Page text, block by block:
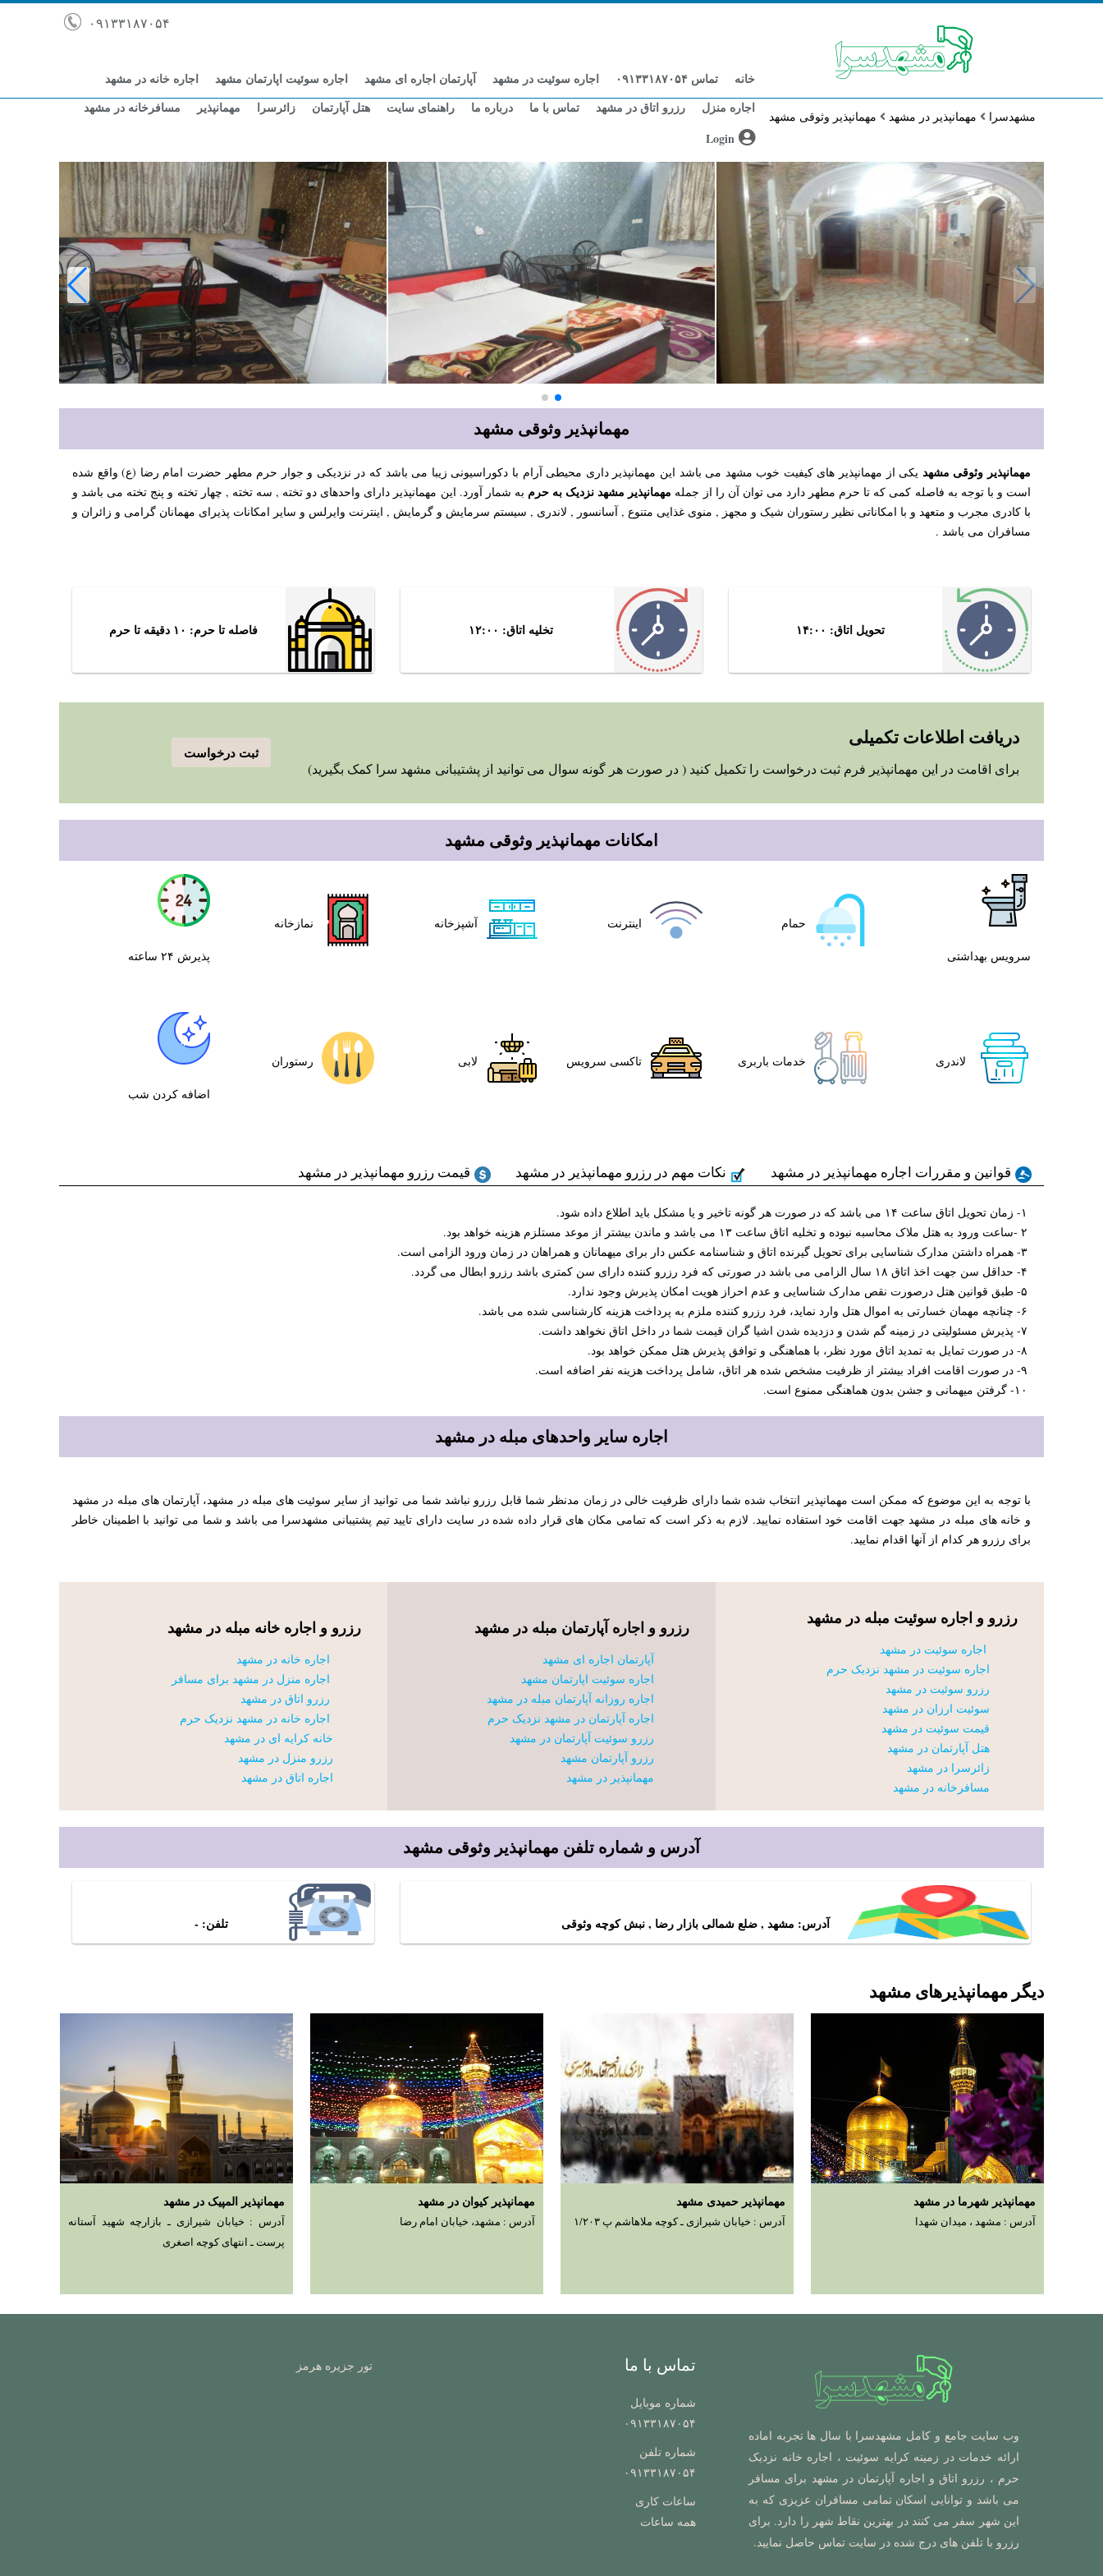
۰۹۱۳۳۱۸۷۰۵۴
خانه تماس ۰۹۱۳۳۱۸۷۰۵۴ اجاره سوئیت در مشهد آپارتمان اجاره ای مشهد اجاره سوئیت اپارتمان مشهد
اجاره خانه در مشهد
اجاره منزل
رزرو اتاق در مشهد تماس با ما درباره ما راهنمای سایت هتل آپارتمان زائرسرا مهمانپذیر
مسافرخانه در مشهد
Login
مشهدسرا مهمانپذیر در مشهد مهمانپذیر وثوقی مشهد
مهمانپذیر وثوقی مشهد
مهمانپذیر وثوقی مشهد یکی از مهمانپذیر های کیفیت خوب مشهد می باشد این مهمانپذیر داری محیطی آرام با دکوراسیونی زیبا می باشد که در نزدیکی و جوار حرم مطهر حضرت امام رضا (ع) واقع شده
است و با توجه به فاصله کمی که تا حرم مطهر دارد می توان آن را از جمله مهمانپذیر مشهد نزدیک به حرم به شمار آورد. این مهمانپذیر دارای واحدهای دو تخته , سه تخته , چهار تخته و پنج تخته می باشد و
با کادری مجرب و متعهد و با امکاناتی نظیر رستوران شیک و مجهز , منوی غذایی متنوع , آسانسور , لاندری , سیستم سرمایش و گرمایش , اینترنت وایرلس و سایر امکانات پذیرای مهمانان گرامی و زائران و
مسافران می باشد .
تحویل اتاق: ۱۴:۰۰ تخلیه اتاق: ۱۲:۰۰ فاصله تا حرم: ۱۰ دقیقه تا حرم
دریافت اطلاعات تکمیلی
برای اقامت در این مهمانپذیر فرم ثبت درخواست را تکمیل کنید ( در صورت هر گونه سوال می توانید از پشتیبانی مشهد سرا کمک بگیرید)
ثبت درخواست
امکانات مهمانپذیر وثوقی مشهد
سرویس بهداشتی
حمام اینترنت آشپزخانه نمازخانه
پذیرش ۲۴ ساعته
لاندری خدمات باربری تاکسی سرویس لابی رستوران
اضافه کردن شب
قوانین و مقررات اجاره مهمانپذیر در مشهد نکات مهم در رزرو مهمانپذیر در مشهد قیمت رزرو مهمانپذیر در مشهد
۱- زمان تحویل اتاق ساعت ۱۴ می باشد که در صورت هر گونه تاخیر و یا مشکل باید اطلاع داده شود.
۲ -ساعت ورود به هتل ملاک محاسبه نبوده و تخلیه اتاق ساعت ۱۳ می باشد و ماندن بیشتر از موعد مستلزم هزینه خواهد بود.
۳- همراه داشتن مدارک شناسایی برای تحویل گیرنده اتاق و شناسنامه عکس دار برای میهمانان و همراهان در زمان ورود الزامی است.
۴- حداقل سن جهت اخذ اتاق ۱۸ سال الزامی می باشد در صورتی که فرد رزرو کننده دارای سن کمتری باشد رزرو ابطال می گردد.
۵- طبق قوانین هتل درصورت نقص مدارک شناسایی و عدم احراز هویت امکان پذیرش وجود ندارد.
۶- چنانچه مهمان خسارتی به اموال هتل وارد نماید، فرد رزرو کننده ملزم به پرداخت هزینه کارشناسی شده می باشد.
۷- پذیرش مسئولیتی در زمینه گم شدن و دزدیده شدن اشیا گران قیمت شما در داخل اتاق نخواهد داشت.
۸- در صورت تمایل به تمدید اتاق مورد نظر، با هماهنگی و توافق پذیرش هتل ممکن خواهد بود.
۹- در صورت اقامت افراد بیشتر از ظرفیت مشخص شده هر اتاق، شامل پرداخت هزینه نفر اضافه است.
۱۰- گرفتن میهمانی و جشن بدون هماهنگی ممنوع است.
اجاره سایر واحدهای مبله در مشهد
با توجه به این موضوع که ممکن است مهمانپذیر انتخاب شده شما دارای ظرفیت خالی در زمان مدنظر شما قابل رزرو نباشد شما می توانید از سایر سوئیت های مبله در مشهد، آپارتمان های مبله در مشهد
و خانه های مبله در مشهد جهت اقامت خود استفاده نمایید. لازم به ذکر است که تمامی مکان های قرار داده شده در سایت دارای تایید تیم پشتیبانی مشهدسرا می باشد و شما می توانید با اطمینان خاطر
برای رزرو هر کدام از آنها اقدام نمایید.
رزرو و اجاره سوئیت مبله در مشهد
اجاره سوئیت در مشهد
اجاره سوئیت در مشهد نزدیک حرم
رزرو سوئیت در مشهد
سوئیت ارزان در مشهد
قیمت سوئیت در مشهد
هتل آپارتمان در مشهد
زائرسرا در مشهد
مسافرخانه در مشهد
رزرو و اجاره آپارتمان مبله در مشهد
آپارتمان اجاره ای مشهد
اجاره سوئیت اپارتمان مشهد
اجاره روزانه آپارتمان مبله در مشهد
اجاره آپارتمان در مشهد نزدیک حرم
رزرو سوئیت آپارتمان در مشهد
رزرو آپارتمان مشهد
مهمانپذیر در مشهد
رزرو و اجاره خانه مبله در مشهد
اجاره خانه در مشهد
اجاره منزل در مشهد برای مسافر
رزرو اتاق در مشهد
اجاره خانه در مشهد نزدیک حرم
خانه کرایه ای در مشهد
رزرو منزل در مشهد
اجاره اتاق در مشهد
آدرس و شماره تلفن مهمانپذیر وثوقی مشهد
آدرس: مشهد , ضلع شمالی بازار رضا , نبش کوچه وثوقی تلفن: -
دیگر مهمانپذیرهای مشهد
مهمانپذیر شهرما در مشهد
آدرس : مشهد ، میدان شهدا
مهمانپذیر حمیدی مشهد
آدرس : خیابان شیرازی ـ کوچه ملاهاشم پ ۱/۲۰۳
مهمانپذیر کیوان در مشهد
آدرس : مشهد، خیابان امام رضا
مهمانپذیر المپیک در مشهد
آدرس : خیابان شیرازی ـ بازارچه شهید آستانه
پرست ـ انتهای کوچه اصغری
وب سایت جامع و کامل مشهدسرا با سال ها تجربه اماده
ارائه خدمات در زمینه کرایه سوئیت ، اجاره خانه نزدیک
حرم ، رزرو اتاق و اجاره آپارتمان در مشهد برای مسافر
می باشد و توانایی اسکان تمامی مسافران عزیزی که به
این شهر سفر می کنند در بهترین نقاط شهر را دارد. برای
رزرو با تلفن های درج شده در سایت تماس حاصل نمایید.
تماس با ما
شماره موبایل
۰۹۱۳۳۱۸۷۰۵۴
شماره تلفن
۰۹۱۳۳۱۸۷۰۵۴
ساعات کاری
همه ساعات
تور جزیره هرمز